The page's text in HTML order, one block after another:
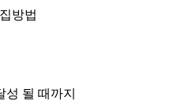
.방법
될 때까지